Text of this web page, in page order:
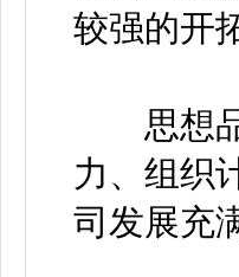
较强的开
思想品
力、组织
司发展充